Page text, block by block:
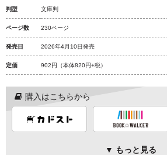
判型 文庫判
ページ数 230ページ
発売日 2026年4月10日発売
定価 902円 （本体820円+税）
購入はこちらから
▼ もっと見る